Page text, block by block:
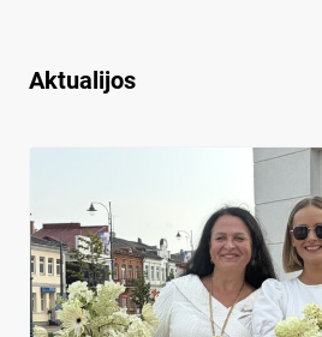
Aktualijos